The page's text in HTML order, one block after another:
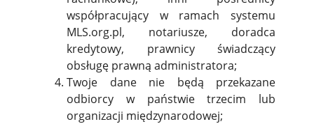
współpracujący w ramach systemu
MLS.org.pl, notariusze, doradca
kredytowy, prawnicy świadczący
obsługę prawną administratora;
Twoje dane nie będą przekazane
odbiorcy w państwie trzecim lub
organizacji międzynarodowej;